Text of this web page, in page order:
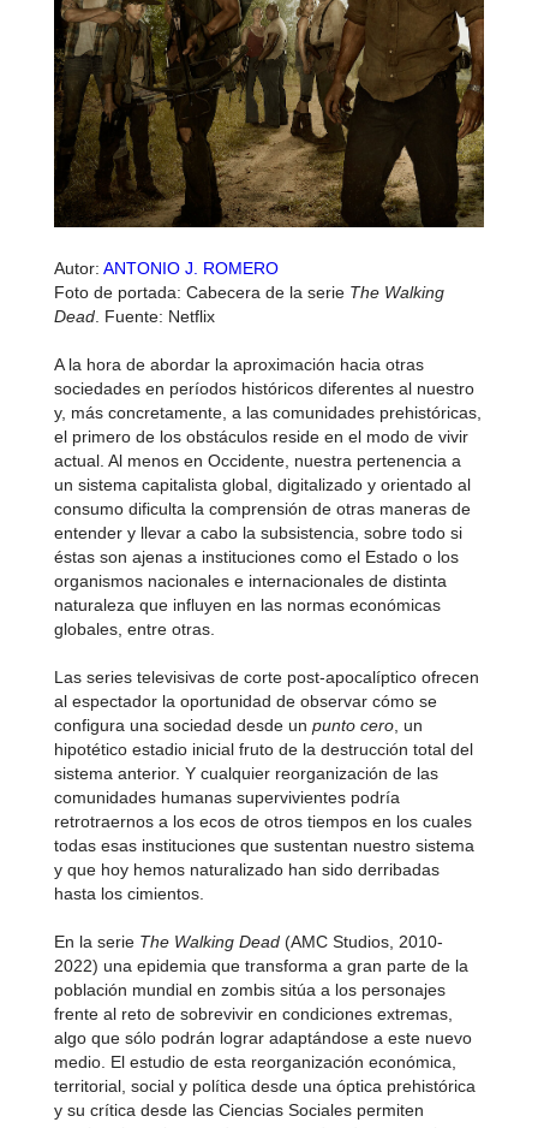
Autor: ANTONIO J. ROMERO
Foto de portada: Cabecera de la serie The Walking
Dead. Fuente: Netflix
A la hora de abordar la aproximación hacia otras
sociedades en períodos históricos diferentes al nuestro
y, más concretamente, a las comunidades prehistóricas,
el primero de los obstáculos reside en el modo de vivir
actual. Al menos en Occidente, nuestra pertenencia a
un sistema capitalista global, digitalizado y orientado al
consumo dificulta la comprensión de otras maneras de
entender y llevar a cabo la subsistencia, sobre todo si
éstas son ajenas a instituciones como el Estado o los
organismos nacionales e internacionales de distinta
naturaleza que influyen en las normas económicas
globales, entre otras.
Las series televisivas de corte post-apocalíptico ofrecen
al espectador la oportunidad de observar cómo se
configura una sociedad desde un punto cero, un
hipotético estadio inicial fruto de la destrucción total del
sistema anterior. Y cualquier reorganización de las
comunidades humanas supervivientes podría
retrotraernos a los ecos de otros tiempos en los cuales
todas esas instituciones que sustentan nuestro sistema
y que hoy hemos naturalizado han sido derribadas
hasta los cimientos.
En la serie The Walking Dead(AMC Studios, 2010-
2022) una epidemia que transforma a gran parte de la
población mundial en zombis sitúa a los personajes
frente al reto de sobrevivir en condiciones extremas,
algo que sólo podrán lograr adaptándose a este nuevo
medio. El estudio de esta reorganización económica,
territorial, social y política desde una óptica prehistórica
y su crítica desde las Ciencias Sociales permiten